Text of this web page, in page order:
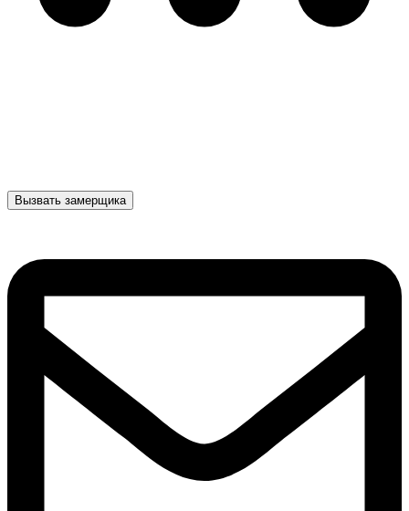
Вызвать замерщика